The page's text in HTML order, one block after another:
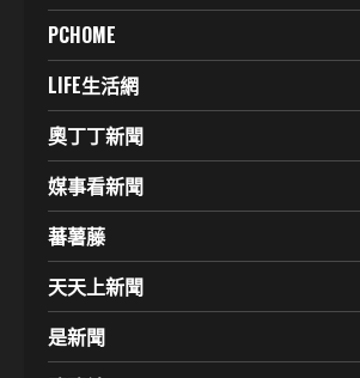
PCHOME
LIFE生活網
奧丁丁新聞
媒事看新聞
蕃薯藤
天天上新聞
是新聞